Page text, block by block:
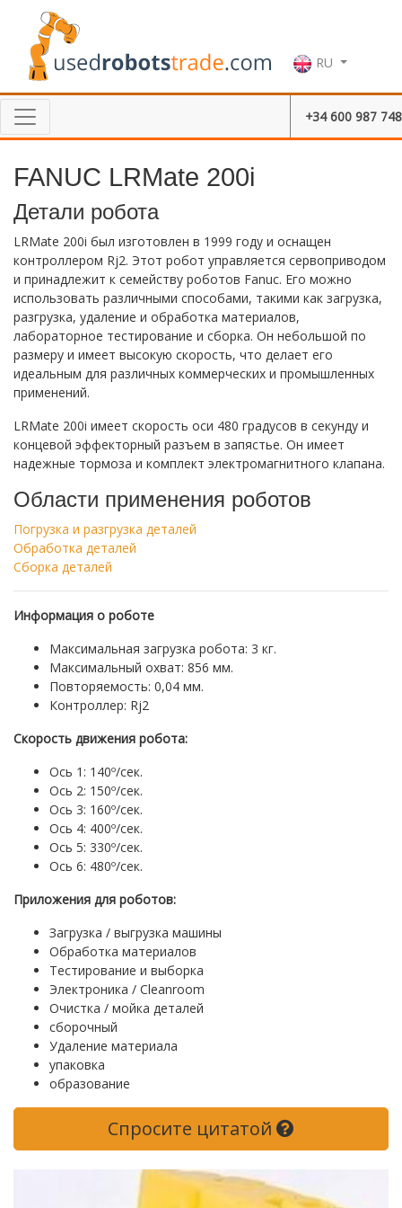
RU
+34 600 987 748
FANUC LRMate 200i
Детали робота
LRMate 200i был изготовлен в 1999 году и оснащен
контроллером Rj2. Этот робот управляется сервоприводом
и принадлежит к семейству роботов Fanuc. Его можно
использовать различными способами, такими как загрузка,
разгрузка, удаление и обработка материалов,
лабораторное тестирование и сборка. Он небольшой по
размеру и имеет высокую скорость, что делает его
идеальным для различных коммерческих и промышленных
применений.
LRMate 200i имеет скорость оси 480 градусов в секунду и
концевой эффекторный разъем в запястье. Он имеет
надежные тормоза и комплект электромагнитного клапана.
Области применения роботов
Погрузка и разгрузка деталей
Обработка деталей
Сборка деталей
Информация о роботе
Максимальная загрузка робота: 3 кг.
Максимальный охват: 856 мм.
Повторяемость: 0,04 мм.
Контроллер: Rj2
Скорость движения робота:
Ось 1: 140º/сек.
Ось 2: 150º/сек.
Ось 3: 160º/сек.
Ось 4: 400º/сек.
Ось 5: 330º/сек.
Ось 6: 480º/сек.
Приложения для роботов:
Загрузка / выгрузка машины
Обработка материалов
Тестирование и выборка
Электроника / Cleanroom
Очистка / мойка деталей
сборочный
Удаление материала
упаковка
образование
Спросите цитатой